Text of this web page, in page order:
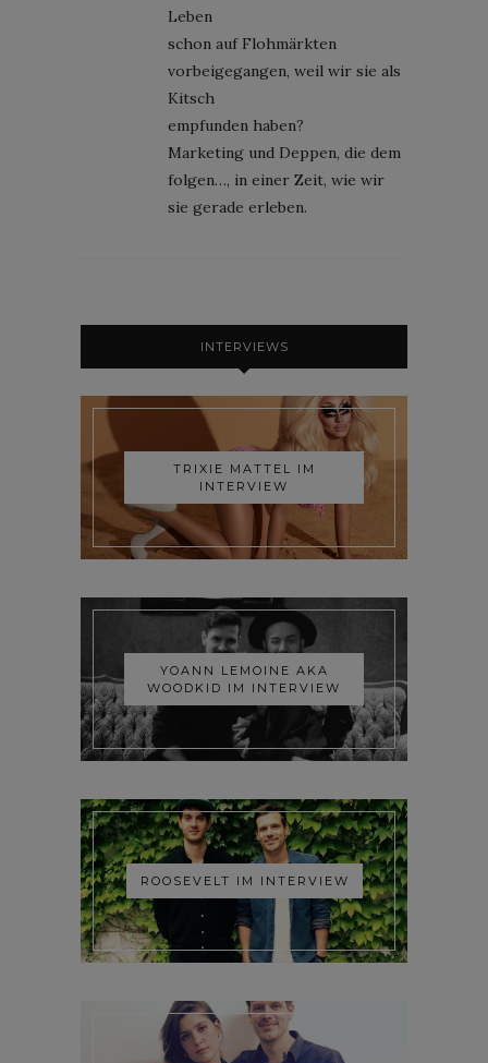
Leben
schon auf Flohmärkten
vorbeigegangen, weil wir sie als
Kitsch
empfunden haben?
Marketing und Deppen, die dem
folgen…, in einer Zeit, wie wir
sie gerade erleben.
INTERVIEWS
TRIXIE MATTEL IM
INTERVIEW
YOANN LEMOINE AKA
WOODKID IM INTERVIEW
ROOSEVELT IM INTERVIEW